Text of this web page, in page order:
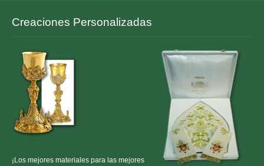
Creaciones Personalizadas
¡Los mejores materiales para las mejores